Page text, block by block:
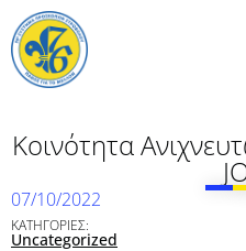
Κοινότητα
07/10/2022
ΚΑΤΗΓΟΡΙΕΣ:
Uncategorized